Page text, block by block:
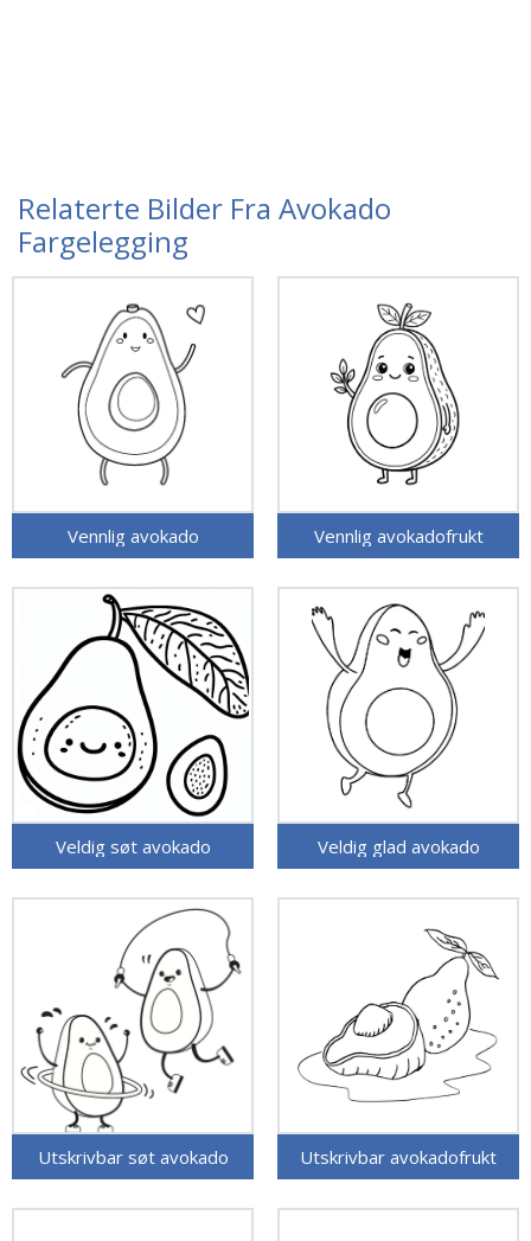
Relaterte Bilder Fra Avokado
Fargelegging
Vennlig avokado Vennlig avokadofrukt
Veldig søt avokado Veldig glad avokado
Utskrivbar søt avokado Utskrivbar avokadofrukt